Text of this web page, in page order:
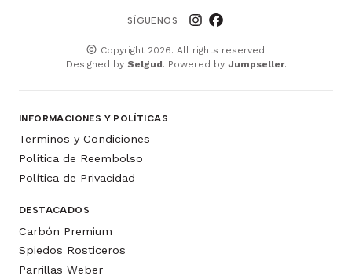
SÍGUENOS
Copyright 2026. All rights reserved.
Designed by Selgud. Powered by Jumpseller.
INFORMACIONES Y POLÍTICAS
Terminos y Condiciones
Política de Reembolso
Política de Privacidad
DESTACADOS
Carbón Premium
Spiedos Rosticeros
Parrillas Weber